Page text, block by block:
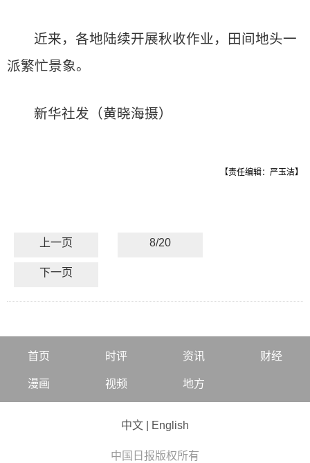
近来，各地陆续开展秋收作业，田间地头一
派繁忙景象。
新华社发（黄晓海摄）
【责任编辑：严玉洁】
上一页 8/20
下一页
首页 时评 资讯 财经
漫画 视频 地方
中文 English
中国日报版权所有